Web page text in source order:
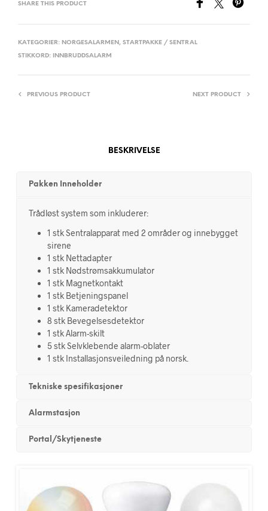
SHARE THIS PRODUCT
KATEGORIER: NORGESALARMEN , STARTPAKKE / SENTRAL
STIKKORD:
INNBRUDDSALARM
PREVIOUS PRODUCT NEXT PRODUCT
BESKRIVELSE
Pakken Inneholder
Trådløst system som inkluderer:
1 stk Sentralapparat med 2 områder og innebygget
sirene
1 stk Nettadapter
1 stk Nødstrømsakkumulator
1 stk Magnetkontakt
1 stk Betjeningspanel
1 stk Kameradetektor
8 stk Bevegelsesdetektor
1 stk Alarm-skilt
5 stk Selvklebende alarm-oblater
1 stk Installasjonsveiledning på norsk.
Tekniske spesifikasjoner
Alarmstasjon
Portal/Skytjeneste